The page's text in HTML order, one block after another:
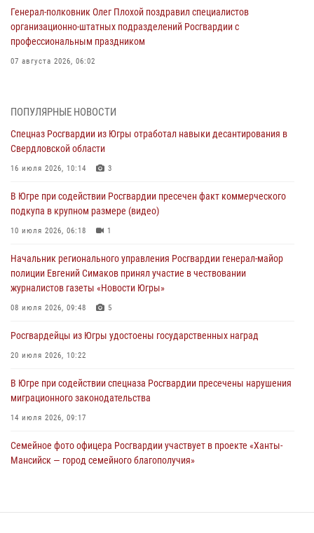
Генерал-полковник Олег Плохой поздравил специалистов
организационно-штатных подразделений Росгвардии с
профессиональным праздником
07 августа 2026, 06:02
Военнослужащие Росгвардии сбили дрон-разведчик ВСУ на южном
направлении
Офицеры Росгвардии и ветераны войск правопорядка почтили
память генерала армии Ивана Кирилловича Яковлева
В Югре при силовой поддержке ОМОН Росгвардии задержаны
подозреваемые в страховом мошенничестве
06 августа 2026, 09:07
Урайский отдел вневедомственной охраны Росгвардии отмечает
60-летний юбилей
ПОПУЛЯРНЫЕ НОВОСТИ
Спецназ Росгвардии из Югры отработал навыки десантирования в
Свердловской области
16 июля 2026, 10:14 3
В Югре при содействии Росгвардии пресечен факт коммерческого
подкупа в крупном размере (видео)
10 июля 2026, 06:18 1
Начальник регионального управления Росгвардии генерал-майор
полиции Евгений Симаков принял участие в чествовании
журналистов газеты «Новости Югры»
08 июля 2026, 09:48 5
Росгвардейцы из Югры удостоены государственных наград
20 июля 2026, 10:22
В Югре при содействии спецназа Росгвардии пресечены нарушения
миграционного законодательства
14 июля 2026, 09:17
Семейное фото офицера Росгвардии участвует в проекте «Ханты-
Мансийск — город семейного благополучия»